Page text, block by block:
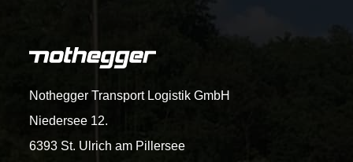
Nothegger Transport Logistik GmbH
Niedersee 12.
6393 St. Ulrich am Pillersee